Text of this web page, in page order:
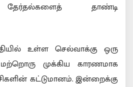
தேர்தல்களைத் தாண்டி
உள்ள செல்வாக்கு ஒரு
முக்கிய காரணமாக
கட்டுமானம். இன்றைக்கு